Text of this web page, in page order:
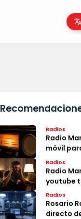
Radios
Radio
móvil
ahora
Radios
Radio
youtube
vivo
Radios
Rosario
directo